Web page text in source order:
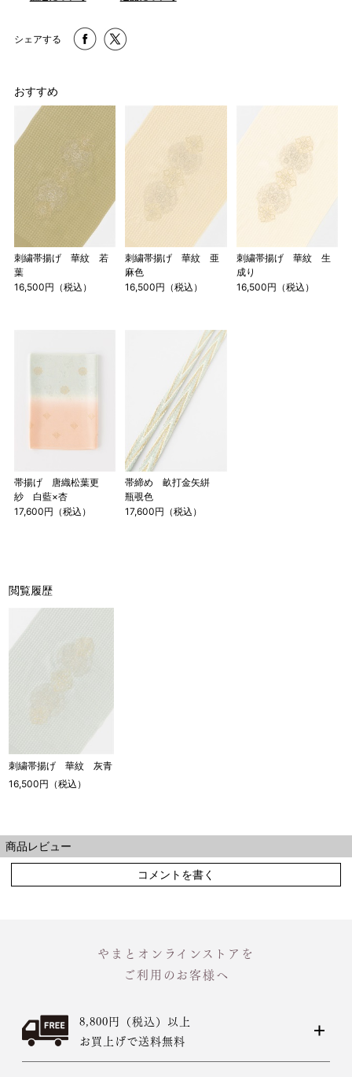
シェアする
おすすめ
刺繍帯揚げ 華紋 若
葉
16,500円（税込）
刺繍帯揚げ 華紋 亜
麻色
16,500円（税込）
刺繍帯揚げ 華紋 生
成り
16,500円（税込）
帯揚げ 唐織松葉更
紗 白藍×杏
17,600円（税込）
帯締め 畝打金矢絣
瓶覗色
17,600円（税込）
閲覧履歴
刺繍帯揚げ 華紋 灰青
16,500円（税込）
商品レビュー
コメントを書く
やまとオンラインストアを
ご利用のお客様へ
8,800円（税込）以上
お買上げで送料無料